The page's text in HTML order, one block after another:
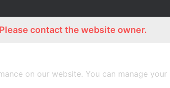
ASiteOriginTheme
contact the website owner.
on our website. You can manage